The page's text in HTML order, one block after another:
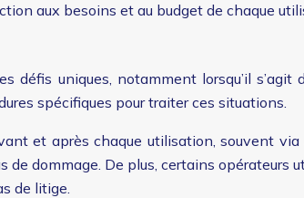
aux besoins et au budget de chaque
défis uniques, notamment lorsqu’il
spécifiques pour traiter ces situations.
et après chaque utilisation, souvent
dommage. De plus, certains
de litige.